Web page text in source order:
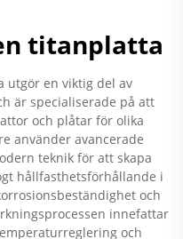
titanplatta
utgör en viktig del av
är specialiserade på att
och plåtar för olika
använder avancerade
teknik för att skapa
hållfasthetsförhållande i
och
innefattar
och